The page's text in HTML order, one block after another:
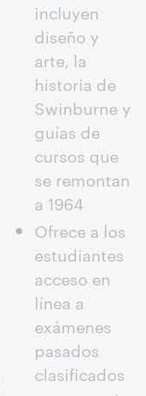
incluyen
diseño y
arte, la
historia de
Swinburne y
guías de
cursos que
se remontan
a 1964
Ofrece a los
estudiantes
acceso en
línea a
exámenes
pasados
clasificados